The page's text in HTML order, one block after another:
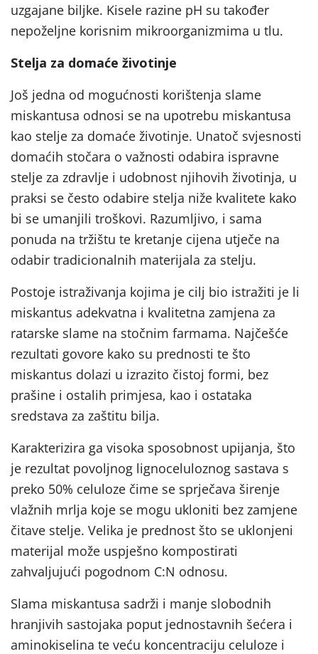
uzgajane biljke. Kisele razine pH su također
nepoželjne korisnim mikroorganizmima u tlu.
Stelja za domaće životinje
Još jedna od mogućnosti korištenja slame
miskantusa odnosi se na upotrebu miskantusa
kao stelje za domaće životinje. Unatoč svjesnosti
domaćih stočara o važnosti odabira ispravne
stelje za zdravlje i udobnost njihovih životinja, u
praksi se često odabire stelja niže kvalitete kako
bi se umanjili troškovi. Razumljivo, i sama
ponuda na tržištu te kretanje cijena utječe na
odabir tradicionalnih materijala za stelju.
Postoje istraživanja kojima je cilj bio istražiti je li
miskantus adekvatna i kvalitetna zamjena za
ratarske slame na stočnim farmama. Najčešće
rezultati govore kako su prednosti te što
miskantus dolazi u izrazito čistoj formi, bez
prašine i ostalih primjesa, kao i ostataka
sredstava za zaštitu bilja.
Karakterizira ga visoka sposobnost upijanja, što
je rezultat povoljnog lignoceluloznog sastava s
preko 50% celuloze čime se sprječava širenje
vlažnih mrlja koje se mogu ukloniti bez zamjene
čitave stelje. Velika je prednost što se uklonjeni
materijal može uspješno kompostirati
zahvaljujući pogodnom C:N odnosu.
Slama miskantusa sadrži i manje slobodnih
hranjivih sastojaka poput jednostavnih šećera i
aminokiselina te veću koncentraciju celuloze i